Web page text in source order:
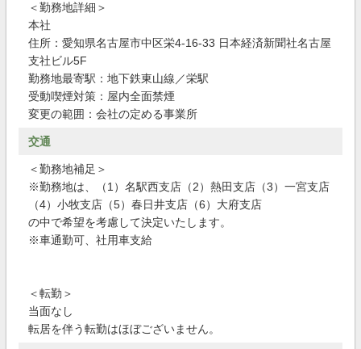
＜勤務地詳細＞
本社
住所：愛知県名古屋市中区栄4-16-33 日本経済新聞社名古屋
支社ビル5F
勤務地最寄駅：地下鉄東山線／栄駅
受動喫煙対策：屋内全面禁煙
変更の範囲：会社の定める事業所
交通
＜勤務地補足＞
※勤務地は、（1）名駅西支店（2）熱田支店（3）一宮支店
（4）小牧支店（5）春日井支店（6）大府支店
の中で希望を考慮して決定いたします。
※車通勤可、社用車支給
＜転勤＞
当面なし
転居を伴う転勤はほぼございません。